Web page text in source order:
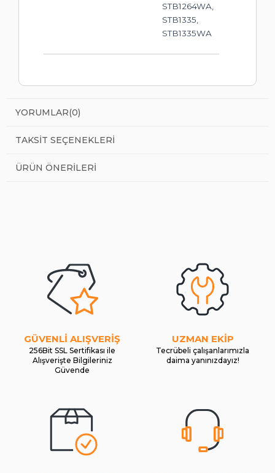
STB1264WA,
STB1335,
STB1335WA
YORUMLAR(0)
TAKSIT SEÇENEKLERI
ÜRÜN ÖNERILERI
GÜVENLİ ALIŞVERİŞ
256Bit SSL Sertifikası ile
Alışverişte Bilgileriniz
Güvende
UZMAN EKİP
Tecrübeli çalışanlarımızla
daima yanınızdayız!